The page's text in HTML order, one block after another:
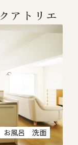
アトリエ
お風呂
洗面